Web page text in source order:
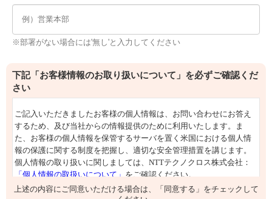
※部署がない場合には'無し'と入力してください
下記「お客様情報のお取り扱いについて」を必ずご確認くだ
さい
上述の内容にご同意いただける場合は、「同意する」をチェックして